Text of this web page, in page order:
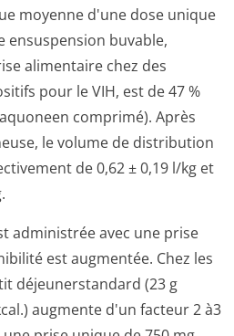
moyenne d'une dose unique
ensuspension buvable,
alimentaire chez des
pour le VIH, est de 47 %
comprimé). Après
le volume de distribution
de 0,62 ± 0,19 l/kg et
administrée avec une prise
est augmentée. Chez les
déjeunerstandard (23 g
augmente d'un facteur 2 à3